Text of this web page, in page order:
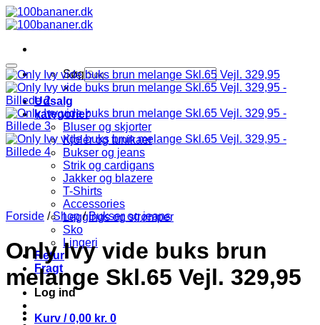
Fortsæt
til
Søg
×
Udsalg
kategorier
Bluser og skjorter
Kjoler og tunikaer
Bukser og jeans
Strik og cardigans
Jakker og blazere
T-Shirts
Accessories
Leggings og strømper
Sko
Lingeri
Retur
Fragt
Log ind
Kurv /0,00 kr. 0
Forside / Shop / Bukser og jeans
Only Ivy vide buks brun
melange Skl.65 Vejl. 329,95